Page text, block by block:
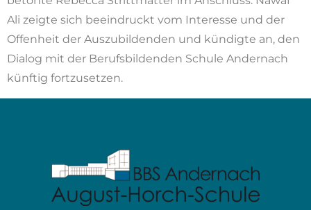
Ali zeigte sich beeindruckt vom Interesse und der
Offenheit der Auszubildenden und kündigte an, den
Dialog mit der Berufsbildenden Schule Andernach
künftig fortzusetzen.